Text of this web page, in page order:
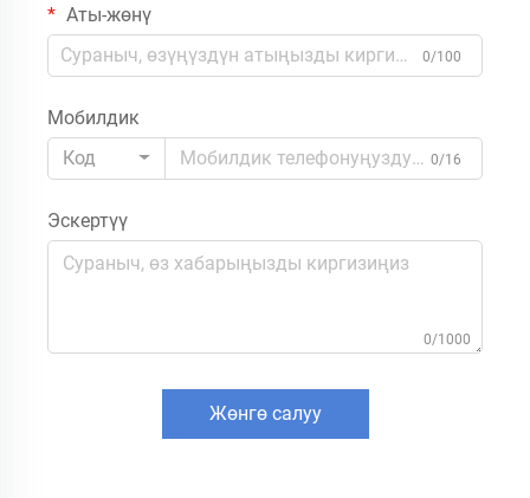
Аты-жөнү
0/100
Мобилдик
Код
0/16
Эскертүү
0/1000
Жөнгө салуу